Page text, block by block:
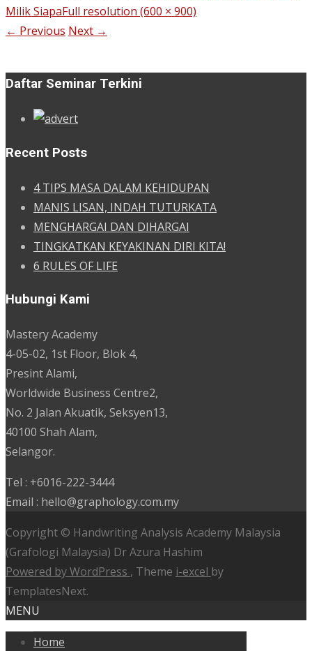
Milik SiapaFull resolution (600 × 900)
← Previous Next →
Daftar Seminar Terkini
Recent Posts
4 TIPS MASA DALAM KEHIDUPAN
MANIS LISAN, INDAH TUTURKATA
MENGHARGAI DAN DIHARGAI
TINGKATKAN KEYAKINAN DIRI KITA!
6 RULES OF LIFE
Hubungi Kami
Mastery Academy
4-05-02, 1st Floor, Blok 4,
Presint Alami,
Worldwide Business Centre2,
No. 2 Jalan Akuatik, Seksyen13,
40100 Shah Alam,
Selangor.
Tel : +6016-222-3444
Email : hello@graphology.com.my
Copyright © Handwriting Analysis Academy Malaysia
(Grafologi Malaysia) Dr Azura Hashim
Powered by WordPress , Theme i-excel by
TemplatesNext.
MENU
Home